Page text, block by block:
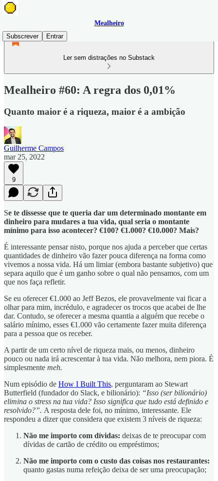
Mealheiro
Subscrever
Entrar
Ler sem distrações no Substack
Mealheiro #60: A regra dos 0,01%
Quanto maior é a riqueza, maior é a ambição
Guilherme Campos
mar 25, 2022
9
Se te dissesse que te queria dar um determinado montante em
dinheiro para mudares a tua vida, qual seria o montante
mínimo para isso acontecer? €100? €1.000? €10.000? Mais?
É interessante pensar nisto, porque nos ajuda a perceber que certas
quantidades de dinheiro vão fazer pouca diferença na forma como
vivemos a nossa vida. Há um limiar (embora bastante subjetivo) que
separa aquilo que é um ganho sobre o qual não pensamos, com um
que nos faça refletir.
Se eu oferecer €1.000 ao Jeff Bezos, ele provavelmente vai ficar a
olhar para mim, incrédulo, e agradecer os trocos que acabei de lhe
dar. Contudo, se oferecer a mesma quantia a alguém que recebe o
salário mínimo, esses €1.000 vão certamente fazer muita diferença
para a pessoa que os receber.
A partir de um certo nível de riqueza mais, ou menos, dinheiro
pouco ou nada irá acrescentar à tua vida. Não melhora, nem piora. É
simplesmente meh.
Num episódio de How I Built This, perguntaram ao Stewart
Butterfield (fundador do Slack, e bilionário): “Isso (ser bilionário)
elimina o stress na tua vida? Isso significa que tudo está definido e
resolvido?”. A resposta dele foi, no mínimo, interessante. Ele
respondeu a dizer que considera que existem 3 níveis de riqueza:
Não me importo com dívidas: deixas de te preocupar com
dívidas de cartão de crédito ou empréstimos;
Não me importo com o custo das coisas nos restaurantes:
quanto gastas numa refeição deixa de ser uma preocupação;